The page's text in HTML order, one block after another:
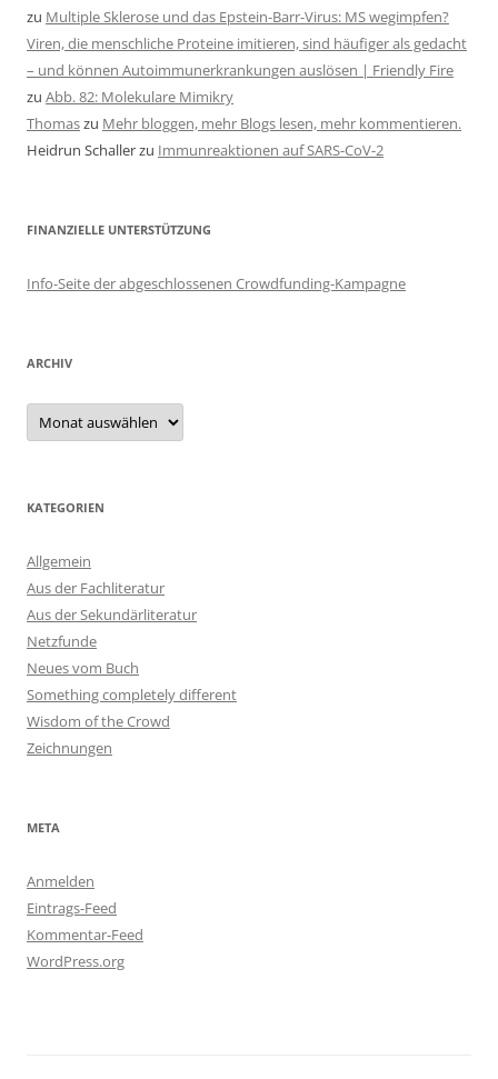
zu Multiple Sklerose und das Epstein-Barr-Virus: MS wegimpfen?
Viren, die menschliche Proteine imitieren, sind häufiger als gedacht
– und können Autoimmunerkrankungen auslösen | Friendly Fire
zu Abb. 82: Molekulare Mimikry
Thomaszu Mehr bloggen, mehr Blogs lesen, mehr kommentieren.
Heidrun Schallerzu Immunreaktionen auf SARS-CoV-2
FINANZIELLE UNTERSTÜTZUNG
Info-Seite der abgeschlossenen Crowdfunding-Kampagne
ARCHIV
Archiv
KATEGORIEN
Allgemein
Aus der Fachliteratur
Aus der Sekundärliteratur
Netzfunde
Neues vom Buch
Something completely different
Wisdom of the Crowd
Zeichnungen
META
Anmelden
Eintrags-Feed
Kommentar-Feed
WordPress.org